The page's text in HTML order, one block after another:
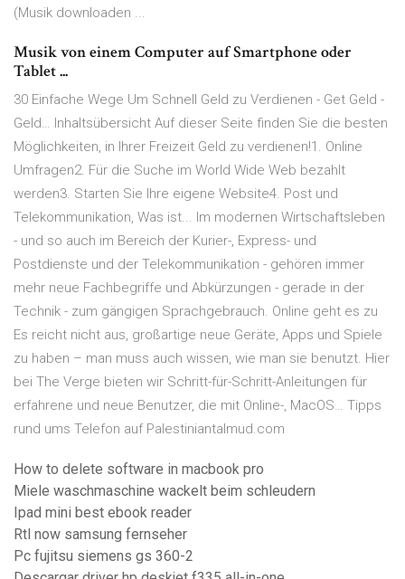
(Musik downloaden ...
Musik von einem Computer auf Smartphone oder
Tablet ...
30 Einfache Wege Um Schnell Geld zu Verdienen - Get Geld -
Geld… Inhaltsübersicht Auf dieser Seite finden Sie die besten
Möglichkeiten, in Ihrer Freizeit Geld zu verdienen!1. Online
Umfragen2. Für die Suche im World Wide Web bezahlt
werden3. Starten Sie Ihre eigene Website4. Post und
Telekommunikation, Was ist... Im modernen Wirtschaftsleben
- und so auch im Bereich der Kurier-, Express- und
Postdienste und der Telekommunikation - gehören immer
mehr neue Fachbegriffe und Abkürzungen - gerade in der
Technik - zum gängigen Sprachgebrauch. Online geht es zu
Es reicht nicht aus, großartige neue Geräte, Apps und Spiele
zu haben – man muss auch wissen, wie man sie benutzt. Hier
bei The Verge bieten wir Schritt-für-Schritt-Anleitungen für
erfahrene und neue Benutzer, die mit Online-, MacOS… Tipps
rund ums Telefon auf Palestiniantalmud.com
How to delete software in macbook pro
Miele waschmaschine wackelt beim schleudern
Ipad mini best ebook reader
Rtl now samsung fernseher
Pc fujitsu siemens gs 360-2